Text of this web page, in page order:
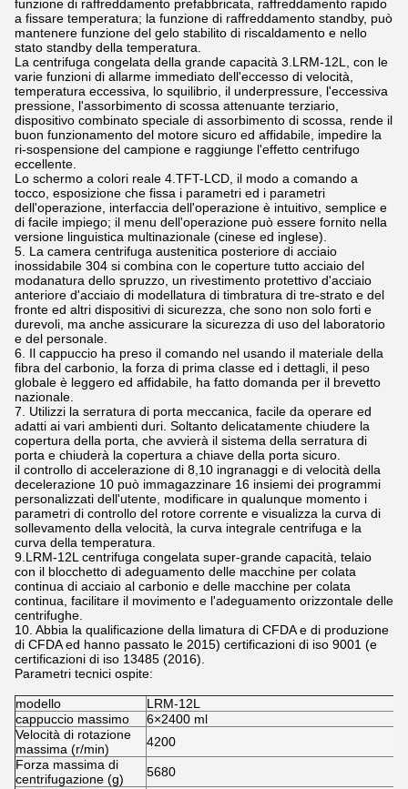
funzione di raffreddamento prefabbricata, raffreddamento rapido
a fissare temperatura; la funzione di raffreddamento standby, può
mantenere funzione del gelo stabilito di riscaldamento e nello
stato standby della temperatura.
La centrifuga congelata della grande capacità 3.LRM-12L, con le
varie funzioni di allarme immediato dell'eccesso di velocità,
temperatura eccessiva, lo squilibrio, il underpressure, l'eccessiva
pressione, l'assorbimento di scossa attenuante terziario,
dispositivo combinato speciale di assorbimento di scossa, rende il
buon funzionamento del motore sicuro ed affidabile, impedire la
ri-sospensione del campione e raggiunge l'effetto centrifugo
eccellente.
Lo schermo a colori reale 4.TFT-LCD, il modo a comando a
tocco, esposizione che fissa i parametri ed i parametri
dell'operazione, interfaccia dell'operazione è intuitivo, semplice e
di facile impiego; il menu dell'operazione può essere fornito nella
versione linguistica multinazionale (cinese ed inglese).
5. La camera centrifuga austenitica posteriore di acciaio
inossidabile 304 si combina con le coperture tutto acciaio del
modanatura dello spruzzo, un rivestimento protettivo d'acciaio
anteriore d'acciaio di modellatura di timbratura di tre-strato e del
fronte ed altri dispositivi di sicurezza, che sono non solo forti e
durevoli, ma anche assicurare la sicurezza di uso del laboratorio
e del personale.
6. Il cappuccio ha preso il comando nel usando il materiale della
fibra del carbonio, la forza di prima classe ed i dettagli, il peso
globale è leggero ed affidabile, ha fatto domanda per il brevetto
nazionale.
7. Utilizzi la serratura di porta meccanica, facile da operare ed
adatti ai vari ambienti duri. Soltanto delicatamente chiudere la
copertura della porta, che avvierà il sistema della serratura di
porta e chiuderà la copertura a chiave della porta sicuro.
il controllo di accelerazione di 8,10 ingranaggi e di velocità della
decelerazione 10 può immagazzinare 16 insiemi dei programmi
personalizzati dell'utente, modificare in qualunque momento i
parametri di controllo del rotore corrente e visualizza la curva di
sollevamento della velocità, la curva integrale centrifuga e la
curva della temperatura.
9.LRM-12L centrifuga congelata super-grande capacità, telaio
con il blocchetto di adeguamento delle macchine per colata
continua di acciaio al carbonio e delle macchine per colata
continua, facilitare il movimento e l'adeguamento orizzontale delle
centrifughe.
10. Abbia la qualificazione della limatura di CFDA e di produzione
di CFDA ed hanno passato le 2015) certificazioni di iso 9001 (e
certificazioni di iso 13485 (2016).
Parametri tecnici ospite:
modello
LRM-12L
cappuccio massimo
6×2400 ml
Velocità di rotazione
massima (r/min)
4200
Forza massima di
centrifugazione (g)
5680